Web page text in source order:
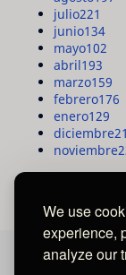
We use
experience,
analyze our
julio221
junio134
mayo102
abril193
marzo159
febrero176
enero129
diciembre
noviembre